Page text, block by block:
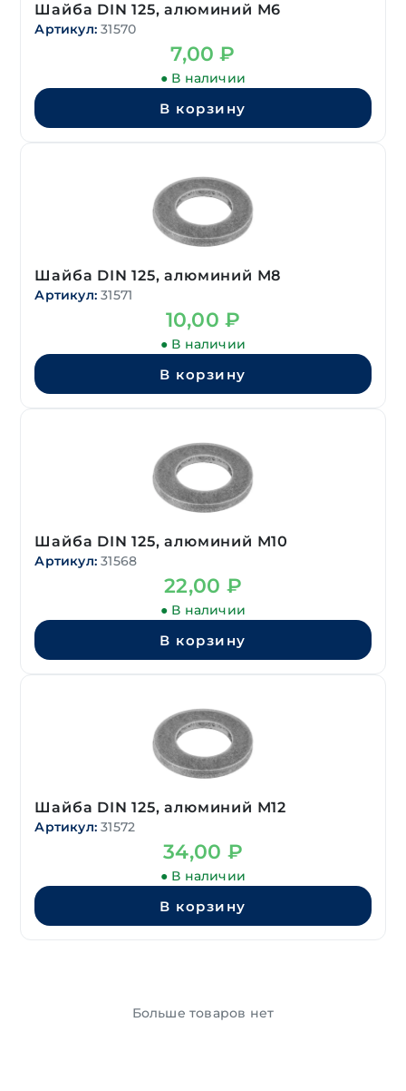
Шайба DIN 125, алюминий М6
Артикул: 31570
7,00₽
● В наличии
В корзину
Шайба DIN 125, алюминий М8
Артикул: 31571
10,00 ₽
● В наличии
В корзину
Шайба DIN 125, алюминий М10
Артикул: 31568
22,00 ₽
● В наличии
В корзину
Шайба DIN 125, алюминий М12
Артикул: 31572
34,00 ₽
● В наличии
В корзину
Больше товаров нет